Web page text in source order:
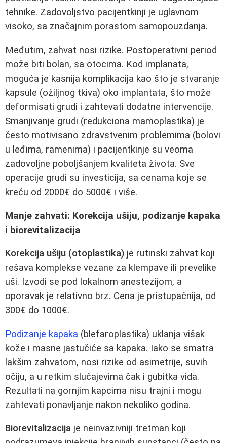
tehnike. Zadovoljstvo pacijentkinji je uglavnom
visoko, sa značajnim porastom samopouzdanja.
Međutim, zahvat nosi rizike. Postoperativni period
može biti bolan, sa otocima. Kod implanata,
moguća je kasnija komplikacija kao što je stvaranje
kapsule (ožiljnog tkiva) oko implantata, što može
deformisati grudi i zahtevati dodatne intervencije.
Smanjivanje grudi (redukciona mamoplastika) je
često motivisano zdravstvenim problemima (bolovi
u leđima, ramenima) i pacijentkinje su veoma
zadovoljne poboljšanjem kvaliteta života. Sve
operacije grudi su investicija, sa cenama koje se
kreću od 2000€ do 5000€ i više.
Manje zahvati: Korekcija ušiju, podizanje kapaka
i biorevitalizacija
Korekcija ušiju (otoplastika) je rutinski zahvat koji
rešava komplekse vezane za klempave ili prevelike
uši. Izvodi se pod lokalnom anestezijom, a
oporavak je relativno brz. Cena je pristupačnija, od
300€ do 1000€.
Podizanje kapaka (blefaroplastika) uklanja višak
kože i masne jastučiće sa kapaka. Iako se smatra
lakšim zahvatom, nosi rizike od asimetrije, suvih
očiju, a u retkim slučajevima čak i gubitka vida.
Rezultati na gornjim kapcima nisu trajni i mogu
zahtevati ponavljanje nakon nekoliko godina.
Biorevitalizacija je neinvazivniji tretman koji